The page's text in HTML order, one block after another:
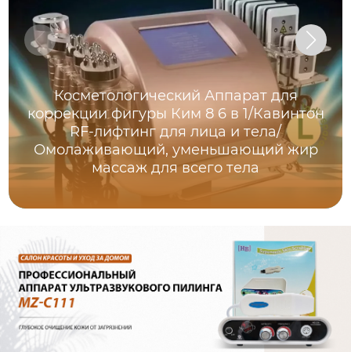
Косметологический Аппарат для
коррекции фигуры Ким 8 6 в 1/Кавинтон
RF-лифтинг для лица и тела/
Омолаживающий, уменьшающий жир
массаж для всего тела